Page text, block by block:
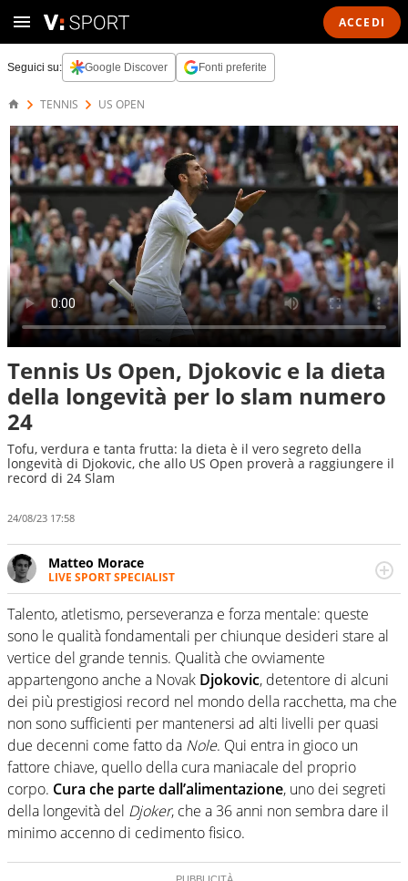
ACCEDI
Seguici su: Google Discover Fonti preferite
TENNIS US OPEN
Tennis Us Open, Djokovic e la dieta
della longevità per lo slam numero
24
Tofu, verdura e tanta frutta: la dieta è il vero segreto della
longevità di Djokovic, che allo US Open proverà a raggiungere il
record di 24 Slam
24/08/23 17:58
Matteo Morace
LIVE SPORT SPECIALIST
La multimedialità quale approccio personale e
professionale. Ama raccontare lo sport focalizzando ogni
attenzione sul tempo reale: la verità della dirette non
sono opinioni ma fatti
Talento, atletismo, perseveranza e forza mentale: queste
sono le qualità fondamentali per chiunque desideri stare al
vertice del grande tennis. Qualità che ovviamente
appartengono anche a Novak Djokovic, detentore di alcuni
dei più prestigiosi record nel mondo della racchetta, ma che
non sono sufficienti per mantenersi ad alti livelli per quasi
due decenni come fatto da Nole. Qui entra in gioco un
fattore chiave, quello della cura maniacale del proprio
corpo. Cura che parte dall’alimentazione, uno dei segreti
della longevità del Djoker, che a 36 anni non sembra dare il
minimo accenno di cedimento fisico.